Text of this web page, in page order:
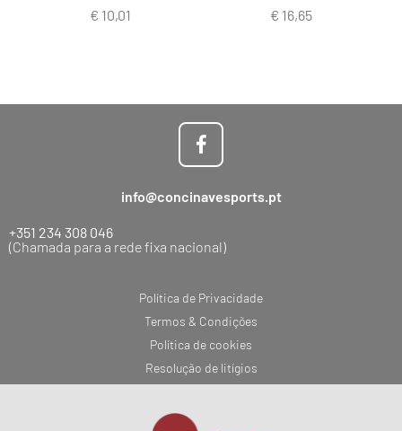
Política de Privacidade
Termos & Condições
Política de cookies
Resolução de litígios
info@concinavesports.pt
+351 234 308 046
(Chamada para a rede fixa nacional)